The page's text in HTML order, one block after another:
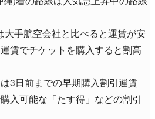
大手航空会社と比べると運賃が安
賃でチケットを購入すると割高
3日前までの早期購入割引運賃
入可能な「たす得」などの割引